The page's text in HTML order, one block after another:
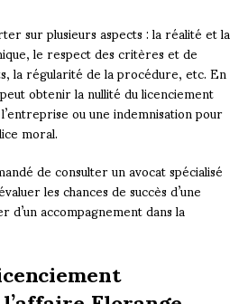
sur plusieurs aspects : la réalité et la
le respect des critères et de
la régularité de la procédure, etc. En
obtenir la nullité du licenciement
ou une indemnisation pour
moral.
de consulter un avocat spécialisé
les chances de succès d’une
accompagnement dans la